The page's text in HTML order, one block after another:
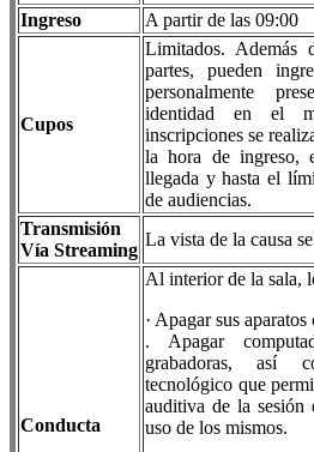
Ingreso
A partir de las 09:00
Cupos
Limitados. Además
partes, pueden
personalmente
identidad en el
inscripciones se
la hora de ingreso,
llegada y hasta el
de audiencias.
Transmisión
Vía Streaming
La vista de la causa
Conducta
Al interior de la sala,
· Apagar sus aparatos
. Apagar
grabadoras, así
tecnológico que
auditiva de la sesión
uso de los mismos.